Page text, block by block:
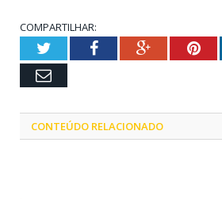
COMPARTILHAR:
TwitterFacebookGoogle+
Email
CONTEÚDO RELACIONADO